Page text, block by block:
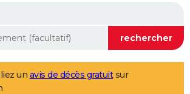
un avis de décès gratuitsur